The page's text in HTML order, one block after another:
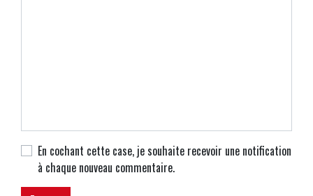
En cochant cette case, je souhaite recevoir une notification
à chaque nouveau commentaire.